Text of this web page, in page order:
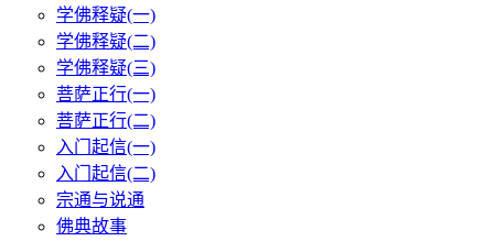
学佛释疑(一)
学佛释疑(二)
学佛释疑(三)
菩萨正行(一)
菩萨正行(二)
入门起信(一)
入门起信(二)
宗通与说通
佛典故事